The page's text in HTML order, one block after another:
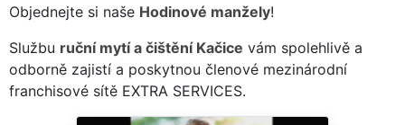
Objednejte si naše Hodinové manžely!
Službu ruční mytí a čištění Kačice vám spolehlivě a
odborně zajistí a poskytnou členové mezinárodní
franchisové sítě EXTRA SERVICES.